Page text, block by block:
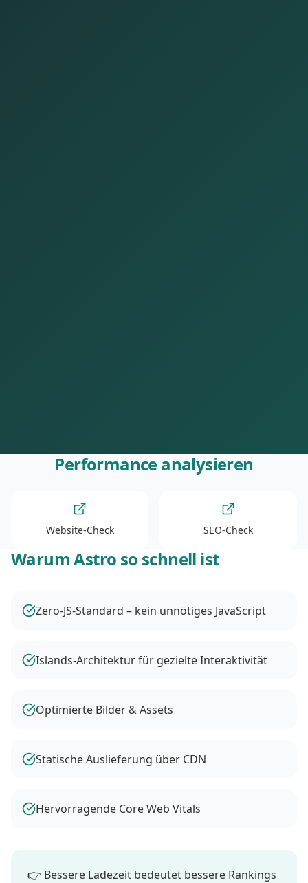
Performance analysieren
Website-Check SEO-Check
Warum Astro so schnell ist
Zero-JS-Standard – kein unnötiges JavaScript
Islands-Architektur für gezielte Interaktivität
Optimierte Bilder & Assets
Statische Auslieferung über CDN
Hervorragende Core Web Vitals
👉 Bessere Ladezeit bedeutet bessere Rankings